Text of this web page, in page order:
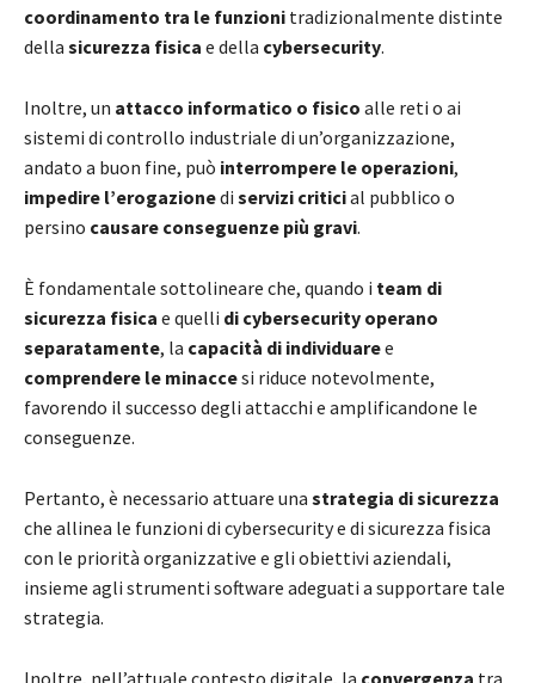
coordinamento tra le funzioni tradizionalmente distinte
della sicurezza fisica e della cybersecurity.
Inoltre, un attacco informatico o fisico alle reti o ai
sistemi di controllo industriale di un’organizzazione,
andato a buon fine, può interrompere le operazioni,
impedire l’erogazionedi servizi criticial pubblico o
persino causare conseguenze più gravi.
È fondamentale sottolineare che, quando i team di
sicurezza fisica e quelli di cybersecurity operano
separatamente, la capacità di individuaree
comprendere le minaccesi riduce notevolmente,
favorendo il successo degli attacchi e amplificandone le
conseguenze.
Pertanto, è necessario attuare una strategia di sicurezza
che allinea le funzioni di cybersecurity e di sicurezza fisica
con le priorità organizzative e gli obiettivi aziendali,
insieme agli strumenti software adeguati a supportare tale
strategia.
Inoltre, nell’attuale contesto digitale, la convergenza tra